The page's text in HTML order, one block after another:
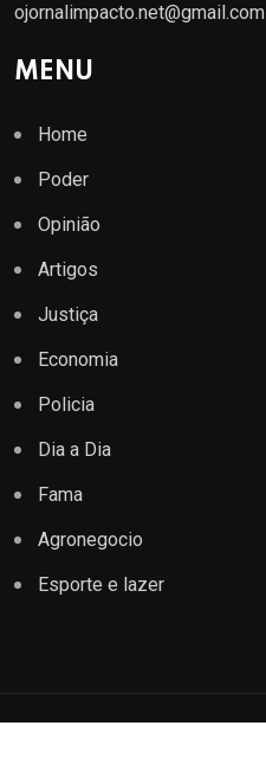
ojornalimpacto.net@gmail.com
MENU
Home
Poder
Opinião
Artigos
Justiça
Economia
Policia
Dia a Dia
Fama
Agronegocio
Esporte e lazer